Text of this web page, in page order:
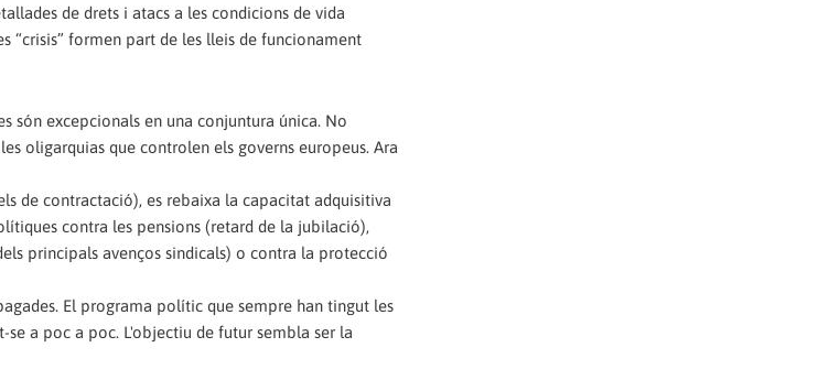
de drets i atacs a les condicions de vida
“crisis” formen part de les lleis de funcionament
són excepcionals en una conjuntura única. No
oligarquias que controlen els governs europeus. Ara
de contractació), es rebaixa la capacitat adquisitiva
contra les pensions (retard de la jubilació),
principals avenços sindicals) o contra la protecció
El programa polític que sempre han tingut les
a poc a poc. L'objectiu de futur sembla ser la